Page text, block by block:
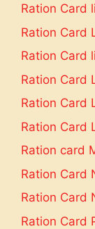
Ration Card
Ration Card
Ration Card
Ration Card
Ration Card
Ration Card
Ration card
Ration Card
Ration Card
Ration Card